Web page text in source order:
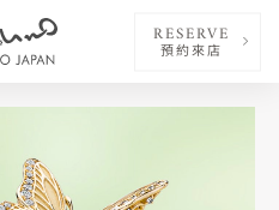
RESERVE
預約來店